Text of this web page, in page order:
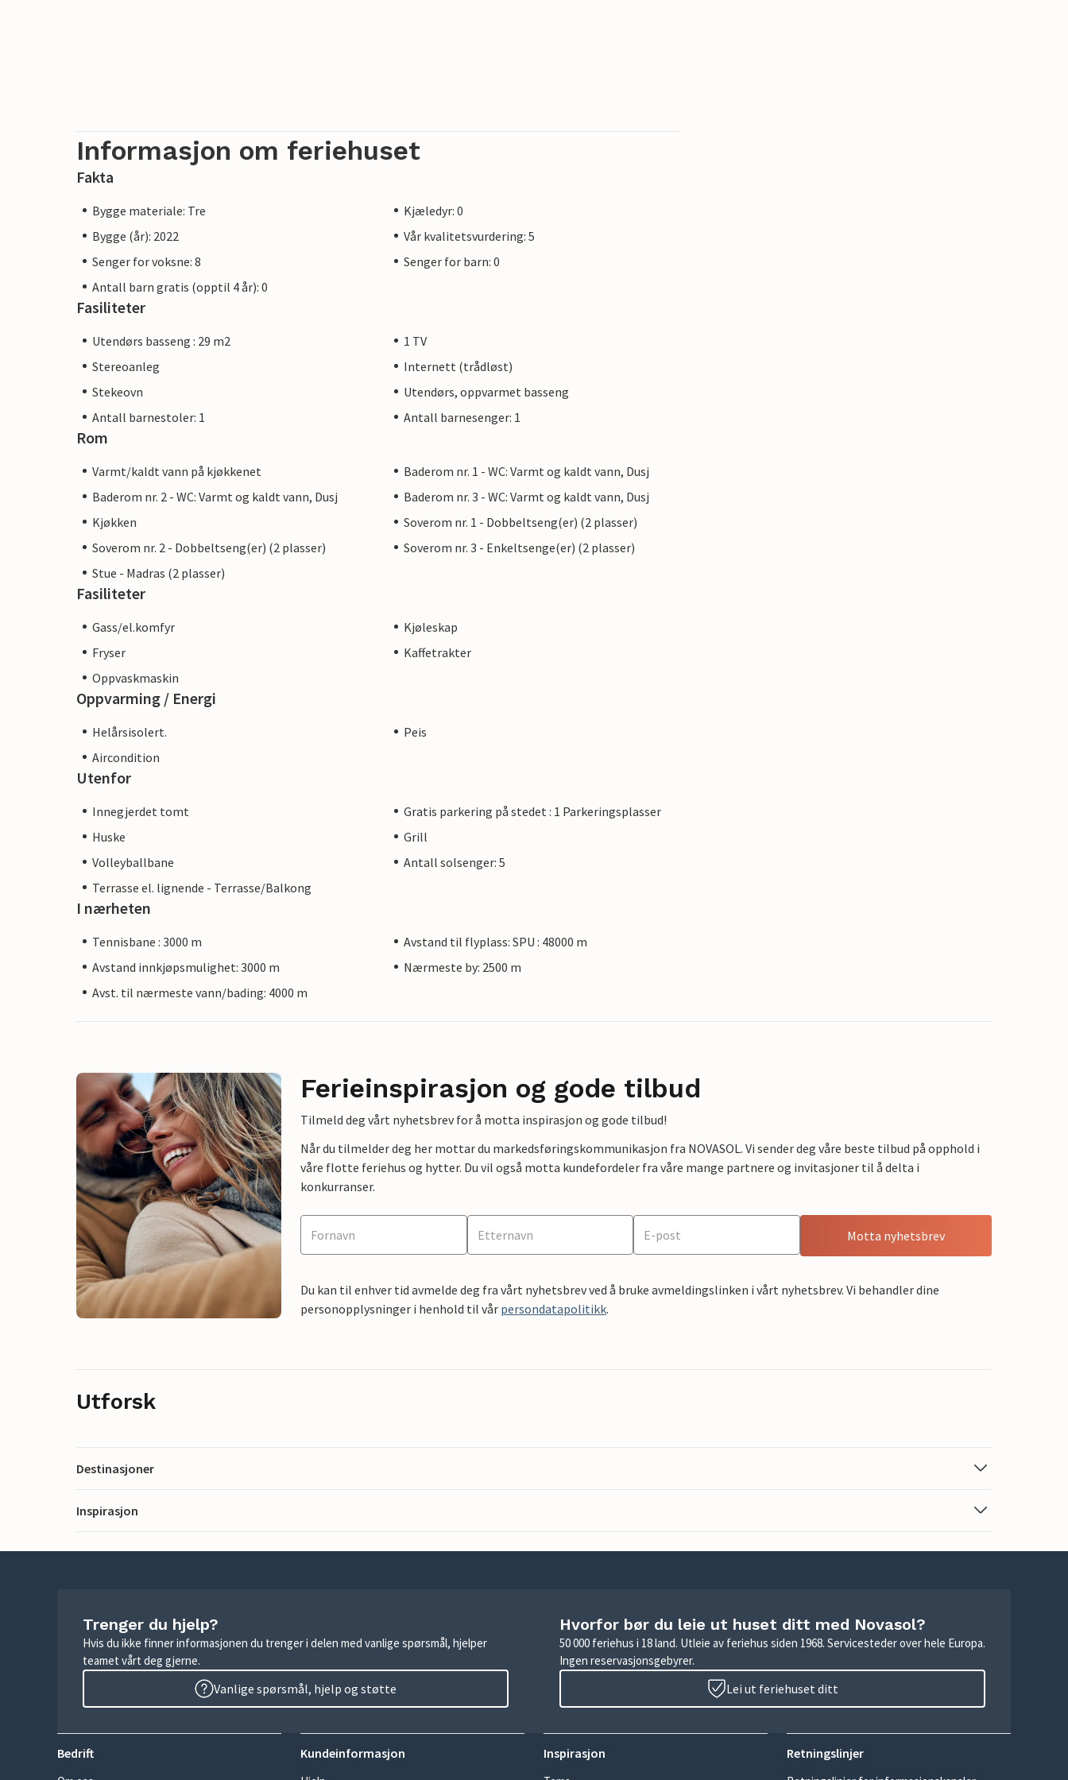
Informasjon om feriehuset
Fakta
Bygge materiale: Tre
Kjæledyr: 0
Bygge (år): 2022
Vår kvalitetsvurdering: 5
Senger for voksne: 8
Senger for barn: 0
Antall barn gratis (opptil 4 år): 0
Fasiliteter
Utendørs basseng : 29 m2
1 TV
Stereoanleg
Internett (trådløst)
Stekeovn
Utendørs, oppvarmet basseng
Antall barnestoler: 1
Antall barnesenger: 1
Rom
Varmt/kaldt vann på kjøkkenet
Baderom nr. 1 - WC: Varmt og kaldt vann, Dusj
Baderom nr. 2 - WC: Varmt og kaldt vann, Dusj
Baderom nr. 3 - WC: Varmt og kaldt vann, Dusj
Kjøkken
Soverom nr. 1 - Dobbeltseng(er) (2 plasser)
Soverom nr. 2 - Dobbeltseng(er) (2 plasser)
Soverom nr. 3 - Enkeltsenge(er) (2 plasser)
Stue - Madras (2 plasser)
Fasiliteter
Gass/el.komfyr
Kjøleskap
Fryser
Kaffetrakter
Oppvaskmaskin
Oppvarming / Energi
Helårsisolert.
Peis
Aircondition
Utenfor
Innegjerdet tomt
Gratis parkering på stedet : 1 Parkeringsplasser
Huske
Grill
Volleyballbane
Antall solsenger: 5
Terrasse el. lignende - Terrasse/Balkong
I nærheten
Tennisbane : 3000 m
Avstand til flyplass: SPU : 48000 m
Avstand innkjøpsmulighet: 3000 m
Nærmeste by: 2500 m
Avst. til nærmeste vann/bading: 4000 m
Ferieinspirasjon og gode tilbud
Tilmeld deg vårt nyhetsbrev for å motta inspirasjon og gode tilbud!
Når du tilmelder deg her mottar du markedsføringskommunikasjon fra NOVASOL. Vi sender deg våre beste tilbud på opphold i
våre flotte feriehus og hytter. Du vil også motta kundefordeler fra våre mange partnere og invitasjoner til å delta i
konkurranser.
Motta nyhetsbrev
Du kan til enhver tid avmelde deg fra vårt nyhetsbrev ved å bruke avmeldingslinken i vårt nyhetsbrev. Vi behandler dine
personopplysninger i henhold til vår persondatapolitikk.
Utforsk
Destinasjoner
Inspirasjon
Trenger du hjelp?
Hvis du ikke finner informasjonen du trenger i delen med vanlige spørsmål, hjelper
teamet vårt deg gjerne.
Vanlige spørsmål, hjelp og støtte
Hvorfor bør du leie ut huset ditt med Novasol?
50 000 feriehus i 18 land. Utleie av feriehus siden 1968. Servicesteder over hele Europa.
Ingen reservasjonsgebyrer.
Lei ut feriehuset ditt
Bedrift Kundeinformasjon Inspirasjon Retningslinjer